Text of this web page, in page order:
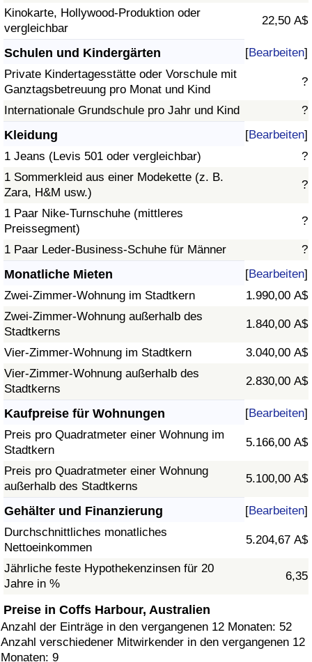
Kinokarte, Hollywood-Produktion oder
vergleichbar
22,50 A$
Schulen und Kindergärten [Bearbeiten]
Private Kindertagesstätte oder Vorschule mit
Ganztagsbetreuung pro Monat und Kind
?
Internationale Grundschule pro Jahr und Kind ?
Kleidung [Bearbeiten]
1 Jeans (Levis 501 oder vergleichbar)
?
1 Sommerkleid aus einer Modekette (z. B.
Zara, H&M usw.)
?
1 Paar Nike-Turnschuhe (mittleres
Preissegment)
?
1 Paar Leder-Business-Schuhe für Männer ?
Monatliche Mieten [Bearbeiten]
Zwei-Zimmer-Wohnung im Stadtkern
1.990,00 A$
Zwei-Zimmer-Wohnung außerhalb des
Stadtkerns
1.840,00 A$
Vier-Zimmer-Wohnung im Stadtkern
3.040,00 A$
Vier-Zimmer-Wohnung außerhalb des
Stadtkerns
2.830,00 A$
Kaufpreise für Wohnungen [Bearbeiten]
Preis pro Quadratmeter einer Wohnung im
Stadtkern
5.166,00 A$
Preis pro Quadratmeter einer Wohnung
außerhalb des Stadtkerns
5.100,00 A$
Gehälter und Finanzierung [Bearbeiten]
Durchschnittliches monatliches
Nettoeinkommen
5.204,67 A$
Jährliche feste Hypothekenzinsen für 20
Jahre in %
6,35
Preise in Coffs Harbour, Australien
Anzahl der Einträge in den vergangenen 12 Monaten: 52
Anzahl verschiedener Mitwirkender in den vergangenen 12
Monaten: 9